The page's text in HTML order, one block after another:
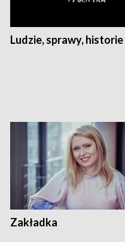
Ludzie, sprawy, historie
Zakładka